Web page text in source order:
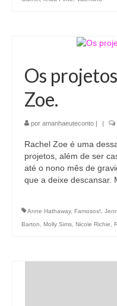
Os
Zoe.
por amanhaeuteconto
Rachel Zoe é uma
projetos, além de ser
até o nono mês de
que a deixe descansar.
Anne Hathaway, Famosos!,
Barton, Molly Sims, Nicole Richie,